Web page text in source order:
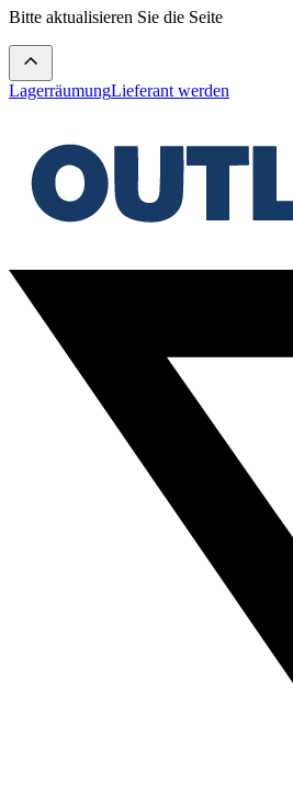
Bitte aktualisieren Sie die Seite
LagerräumungLieferant werden